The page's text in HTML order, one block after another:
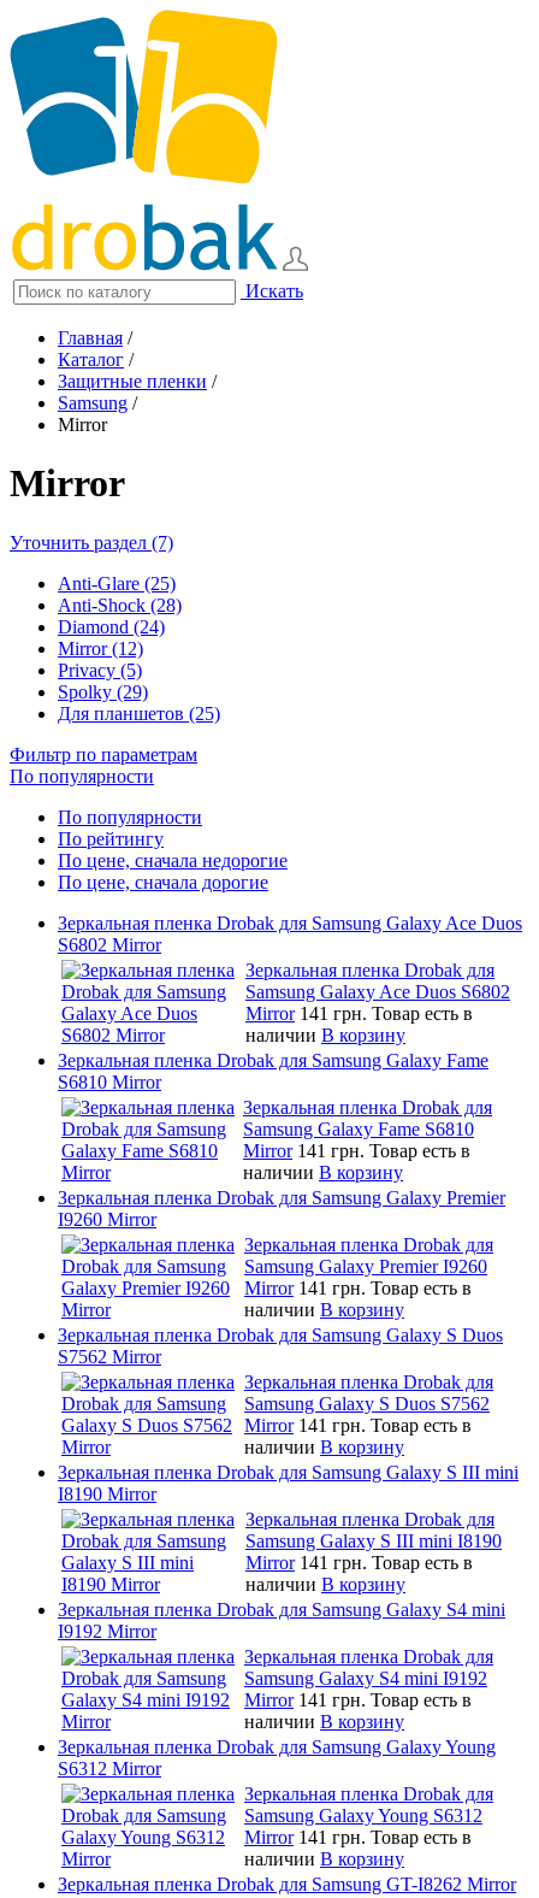
Искать
Главная /
Каталог /
Защитные пленки /
Samsung /
Mirror
Mirror
Уточнить раздел (7)
Anti-Glare (25)
Anti-Shock (28)
Diamond (24)
Mirror (12)
Privacy (5)
Spolky (29)
Для планшетов (25)
Фильтр по параметрам
По популярности
По популярности
По рейтингу
По цене, сначала недорогие
По цене, сначала дорогие
Зеркальная пленка Drobak для Samsung Galaxy Ace Duos
S6802 Mirror
Зеркальная пленка Drobak для
Samsung Galaxy Ace Duos S6802
Mirror 141 грн. Товар есть в
наличии В корзину
Зеркальная пленка Drobak для Samsung Galaxy Fame
S6810 Mirror
Зеркальная пленка Drobak для
Samsung Galaxy Fame S6810
Mirror 141 грн. Товар есть в
наличии В корзину
Зеркальная пленка Drobak для Samsung Galaxy Premier
I9260 Mirror
Зеркальная пленка Drobak для
Samsung Galaxy Premier I9260
Mirror 141 грн. Товар есть в
наличии В корзину
Зеркальная пленка Drobak для Samsung Galaxy S Duos
S7562 Mirror
Зеркальная пленка Drobak для
Samsung Galaxy S Duos S7562
Mirror 141 грн. Товар есть в
наличии В корзину
Зеркальная пленка Drobak для Samsung Galaxy S III mini
I8190 Mirror
Зеркальная пленка Drobak для
Samsung Galaxy S III mini I8190
Mirror 141 грн. Товар есть в
наличии В корзину
Зеркальная пленка Drobak для Samsung Galaxy S4 mini
I9192 Mirror
Зеркальная пленка Drobak для
Samsung Galaxy S4 mini I9192
Mirror 141 грн. Товар есть в
наличии В корзину
Зеркальная пленка Drobak для Samsung Galaxy Young
S6312 Mirror
Зеркальная пленка Drobak для
Samsung Galaxy Young S6312
Mirror 141 грн. Товар есть в
наличии В корзину
Зеркальная пленка Drobak для Samsung GT-I8262 Mirror